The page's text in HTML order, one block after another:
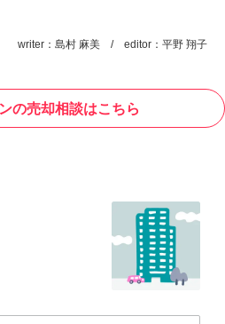
writer：島村 麻美 / editor：平野 翔子
の売却相談はこちら